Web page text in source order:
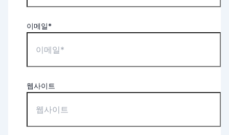
이메일*
웹사이트